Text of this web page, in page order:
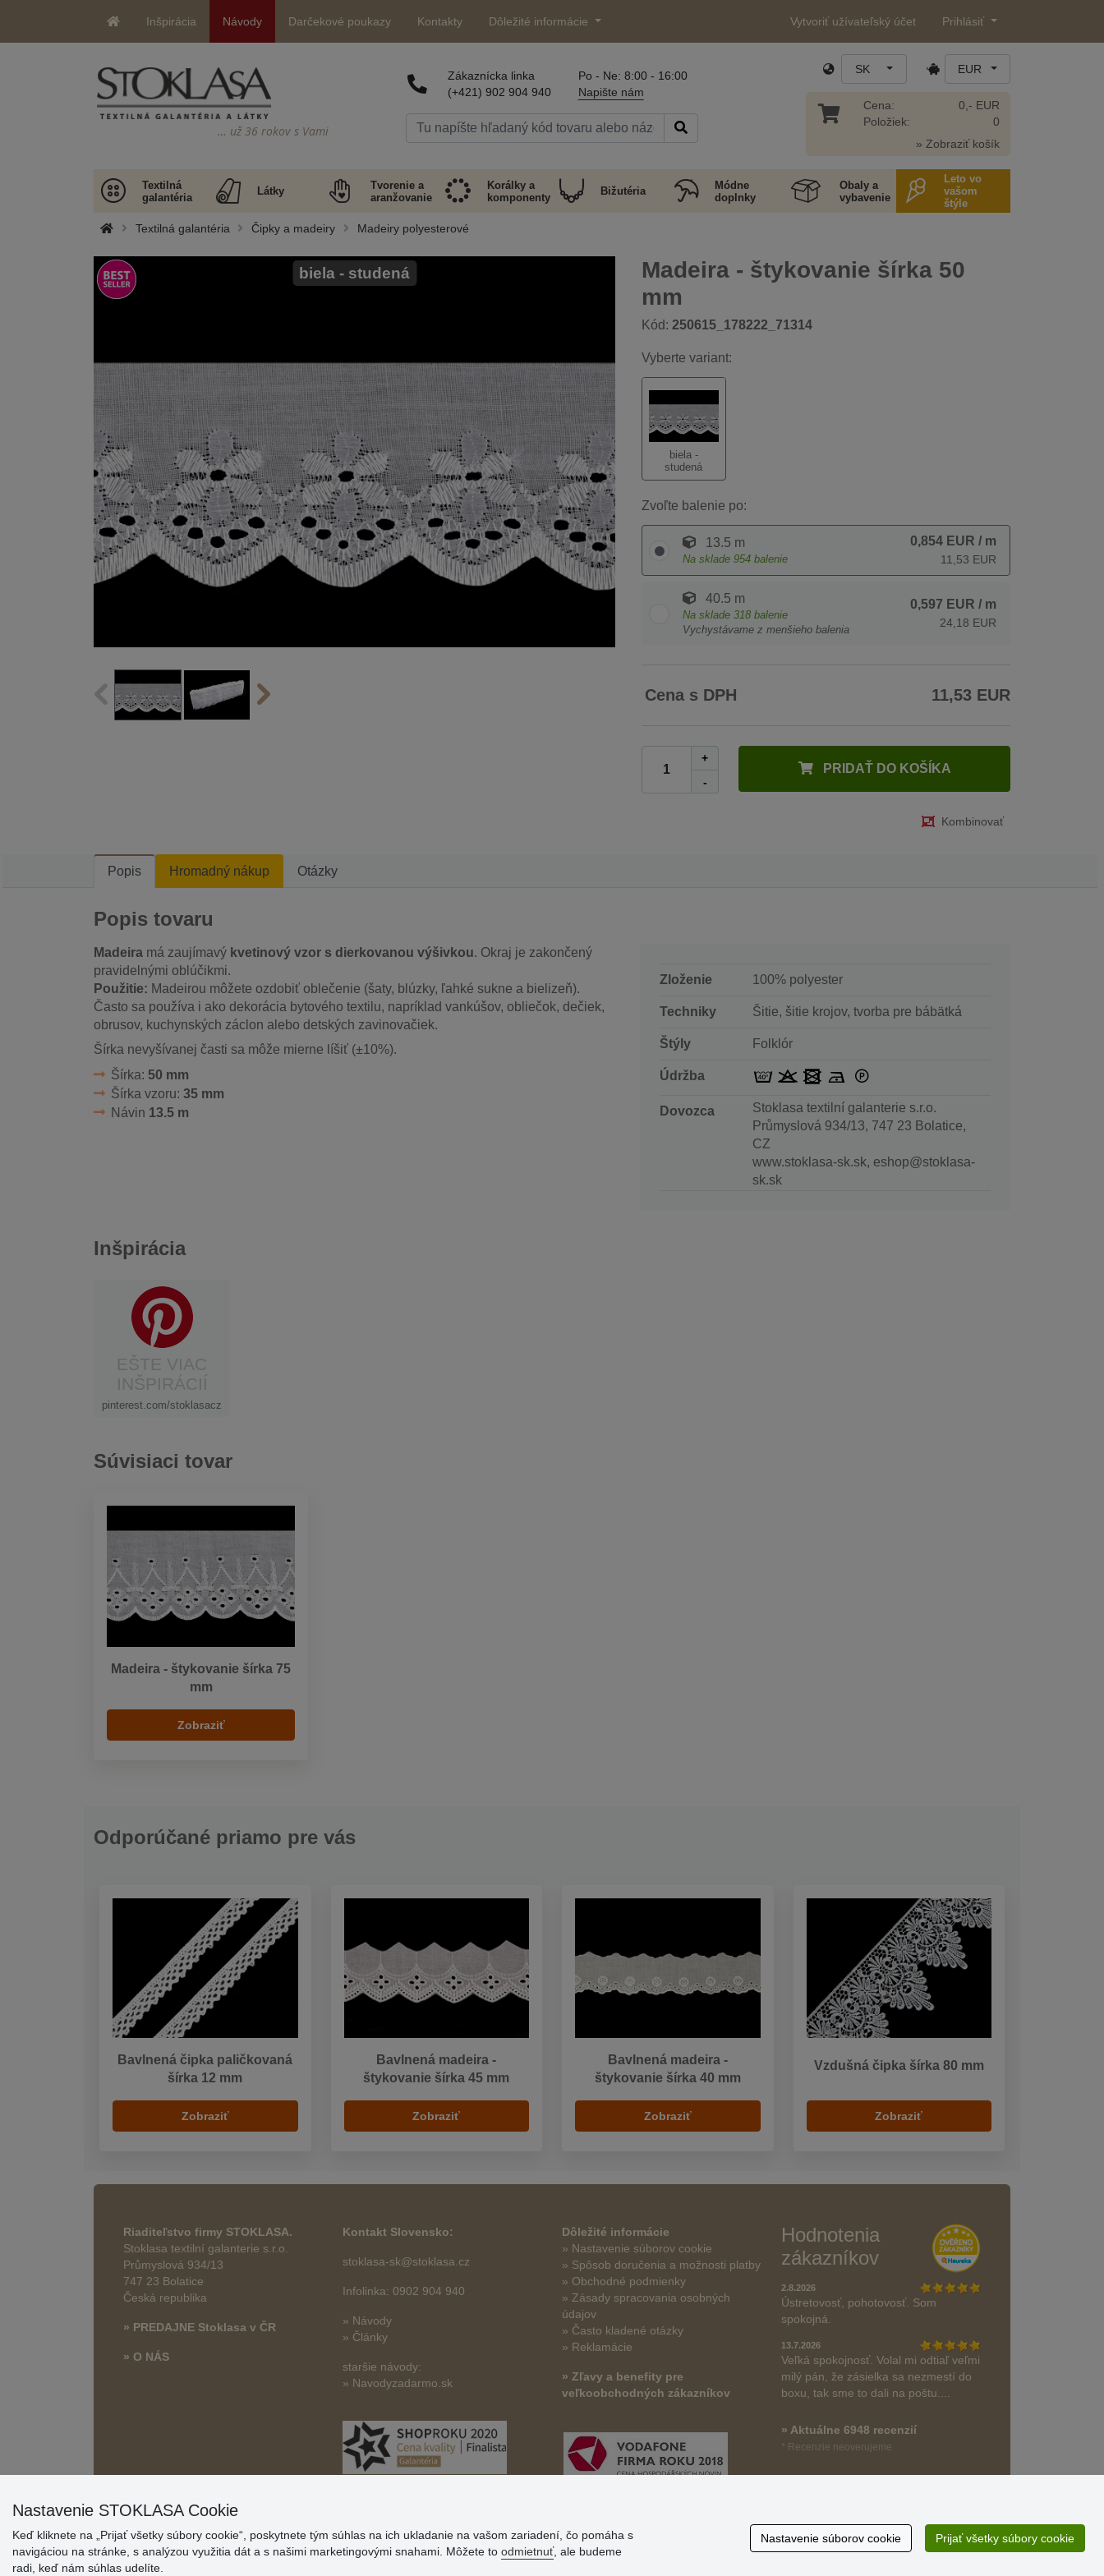
Inšpirácia Návody Darčekové poukazy Kontakty Dôležité informácie Vytvoriť užívateľský účet Prihlásiť
… už 36 rokov s Vami
Zákaznícka linka
(+421) 902 904 940
Po - Ne: 8:00 - 16:00
Napište nám
SK EUR
Cena:
Položiek:
0,- EUR
0
» Zobraziť košík
Textilná
galantéria
Látky
Tvorenie a
aranžovanie
Korálky a
komponenty
Bižutéria
Módne
doplnky
Obaly a
vybavenie
Leto vo
vašom
štýle
Textilná galantéria Čipky a madeiry Madeiry polyesterové
Madeira - štykovanie šírka 50
mm
Kód: 250615_178222_71314
biela - studená
Vyberte variant:
biela -
studená
Zvoľte balenie po:
13.5 m
Na sklade 954 balenie
0,854 EUR / m
11,53 EUR
40.5 m
Na sklade 318 balenie
Vychystávame z menšieho balenia
0,597 EUR / m
24,18 EUR
Cena s DPH 11,53 EUR
+
-
PRIDAŤ DO KOŠÍKA
Kombinovať
Popis Hromadný nákup Otázky
Popis tovaru
Madeira má zaujímavý kvetinový vzor s dierkovanou výšivkou. Okraj je zakončený
pravidelnými oblúčikmi.
Použitie: Madeirou môžete ozdobiť oblečenie (šaty, blúzky, ľahké sukne a bielizeň).
Často sa používa i ako dekorácia bytového textilu, napríklad vankúšov, obliečok, dečiek,
obrusov, kuchynských záclon alebo detských zavinovačiek.
Šírka nevyšívanej časti sa môže mierne líšiť (±10%).
Šírka: 50 mm
Šírka vzoru: 35 mm
Návin 13.5 m
Zloženie 100% polyester
Techniky Šitie, šitie krojov, tvorba pre bábätká
Štýly Folklór
Údržba
Dovozca
Stoklasa textilní galanterie s.r.o.
Průmyslová 934/13, 747 23 Bolatice,
CZ
www.stoklasa-sk.sk, eshop@stoklasa-
sk.sk
Inšpirácia
pinterest.com/stoklasacz
Súvisiaci tovar
Madeira - štykovanie šírka 75
mm
Zobraziť
Odporúčané priamo pre vás
Bavlnená čipka paličkovaná
šírka 12 mm
Zobraziť
Bavlnená madeira -
štykovanie šírka 45 mm
Zobraziť
Bavlnená madeira -
štykovanie šírka 40 mm
Zobraziť
Vzdušná čipka šírka 80 mm
Zobraziť
Riaditeľstvo firmy STOKLASA.
Stoklasa textilní galanterie s.r.o.
Průmyslová 934/13
747 23 Bolatice
Česká republika
» PREDAJNE Stoklasa v ČR
» O NÁS
Kontakt Slovensko:
stoklasa-sk@stoklasa.cz
Infolinka: 0902 904 940
» Návody
» Články
staršie návody:
» Navodyzadarmo.sk
Dôležité informácie
» Nastavenie súborov cookie
» Spôsob doručenia a možnosti platby
» Obchodné podmienky
» Zásady spracovania osobných
údajov
» Často kladené otázky
» Reklamácie
» Zľavy a benefity pre
veľkoobchodných zákazníkov
Hodnotenia
zákazníkov
2.8.2026
Ústretovosť, pohotovosť. Som
spokojná.
13.7.2026
Veľká spokojnosť. Volal mi odtiaľ veľmi
milý pán, že zásielka sa nezmestí do
boxu, tak sme to dali na poštu....
» Aktuálne 6948 recenzií
* Recenzie neoverujeme
Nastavenie STOKLASA Cookie
Keď kliknete na „Prijať všetky súbory cookie“, poskytnete tým súhlas na ich ukladanie na vašom zariadení, čo pomáha s
navigáciou na stránke, s analýzou využitia dát a s našimi marketingovými snahami. Môžete to odmietnuť, ale budeme
radi, keď nám súhlas udelíte.
Nastavenie súborov cookie Prijať všetky súbory cookie